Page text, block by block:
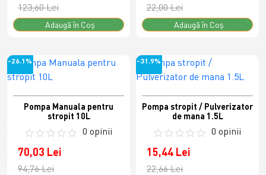
123,60 Lei
Adaugă în Coş
22,00 Lei
Adaugă în Coş
-26.1%
Pompa Manuala pentru
stropit 10L
0 opinii
70,03 Lei
94,76 Lei
-31.9%
Pompa stropit / Pulverizator
de mana 1.5L
0 opinii
15,44 Lei
22,66 Lei